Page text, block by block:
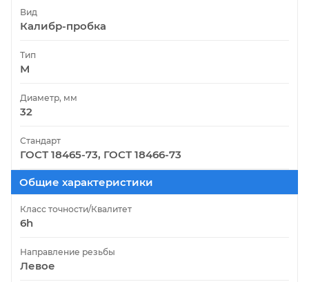
Вид
Калибр-пробка
Тип
М
Диаметр, мм
32
Стандарт
ГОСТ 18465-73, ГОСТ 18466-73
Общие характеристики
Класс точности/Квалитет
6h
Направление резьбы
Левое